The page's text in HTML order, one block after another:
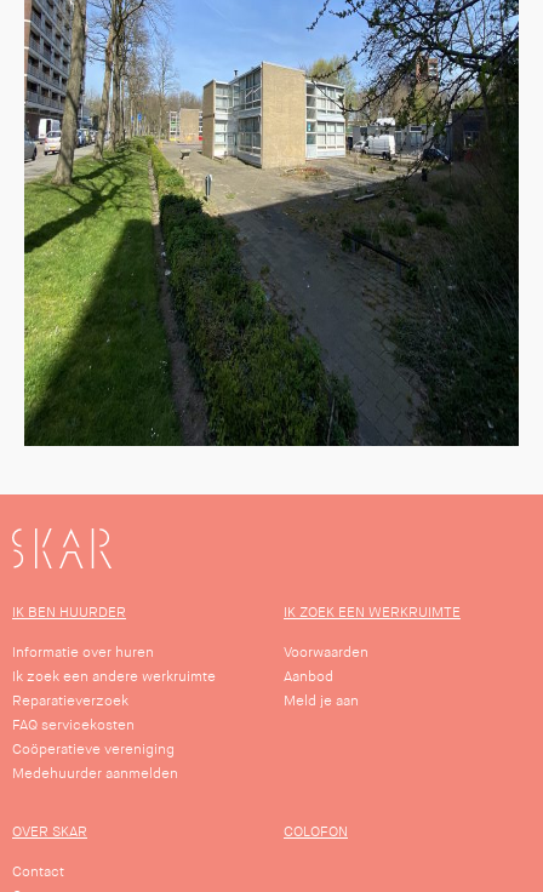
SKAR
IK BEN HUURDER
Informatie over huren
Ik zoek een andere werkruimte
Reparatieverzoek
FAQ servicekosten
Coöperatieve vereniging
Medehuurder aanmelden
IK ZOEK EEN WERKRUIMTE
Voorwaarden
Aanbod
Meld je aan
OVER SKAR
Contact
COLOFON